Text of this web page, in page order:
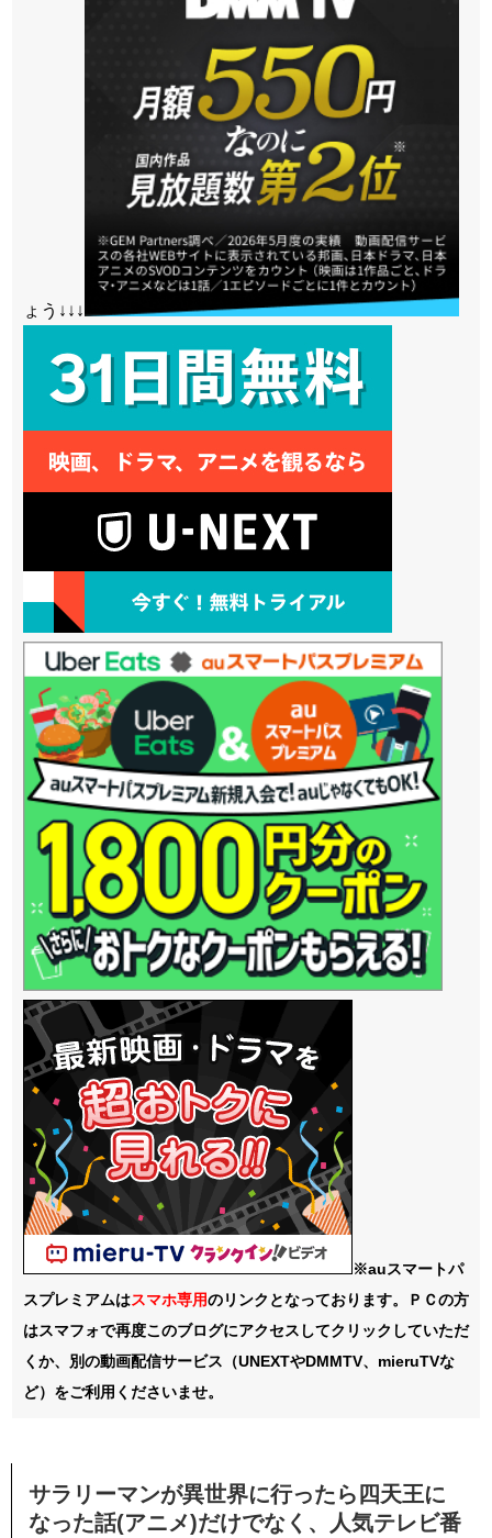
ょう↓↓↓
※auスマートパ
スプレミアムはスマホ専用のリンクとなっております。ＰＣの方
はスマフォで再度このブログにアクセスしてクリックしていただ
くか、別の動画配信サービス（UNEXTやDMMTV、mieruTVな
ど）をご利用くださいませ。
サラリーマンが異世界に行ったら四天王に
なった話(アニメ)だけでなく、人気テレビ番